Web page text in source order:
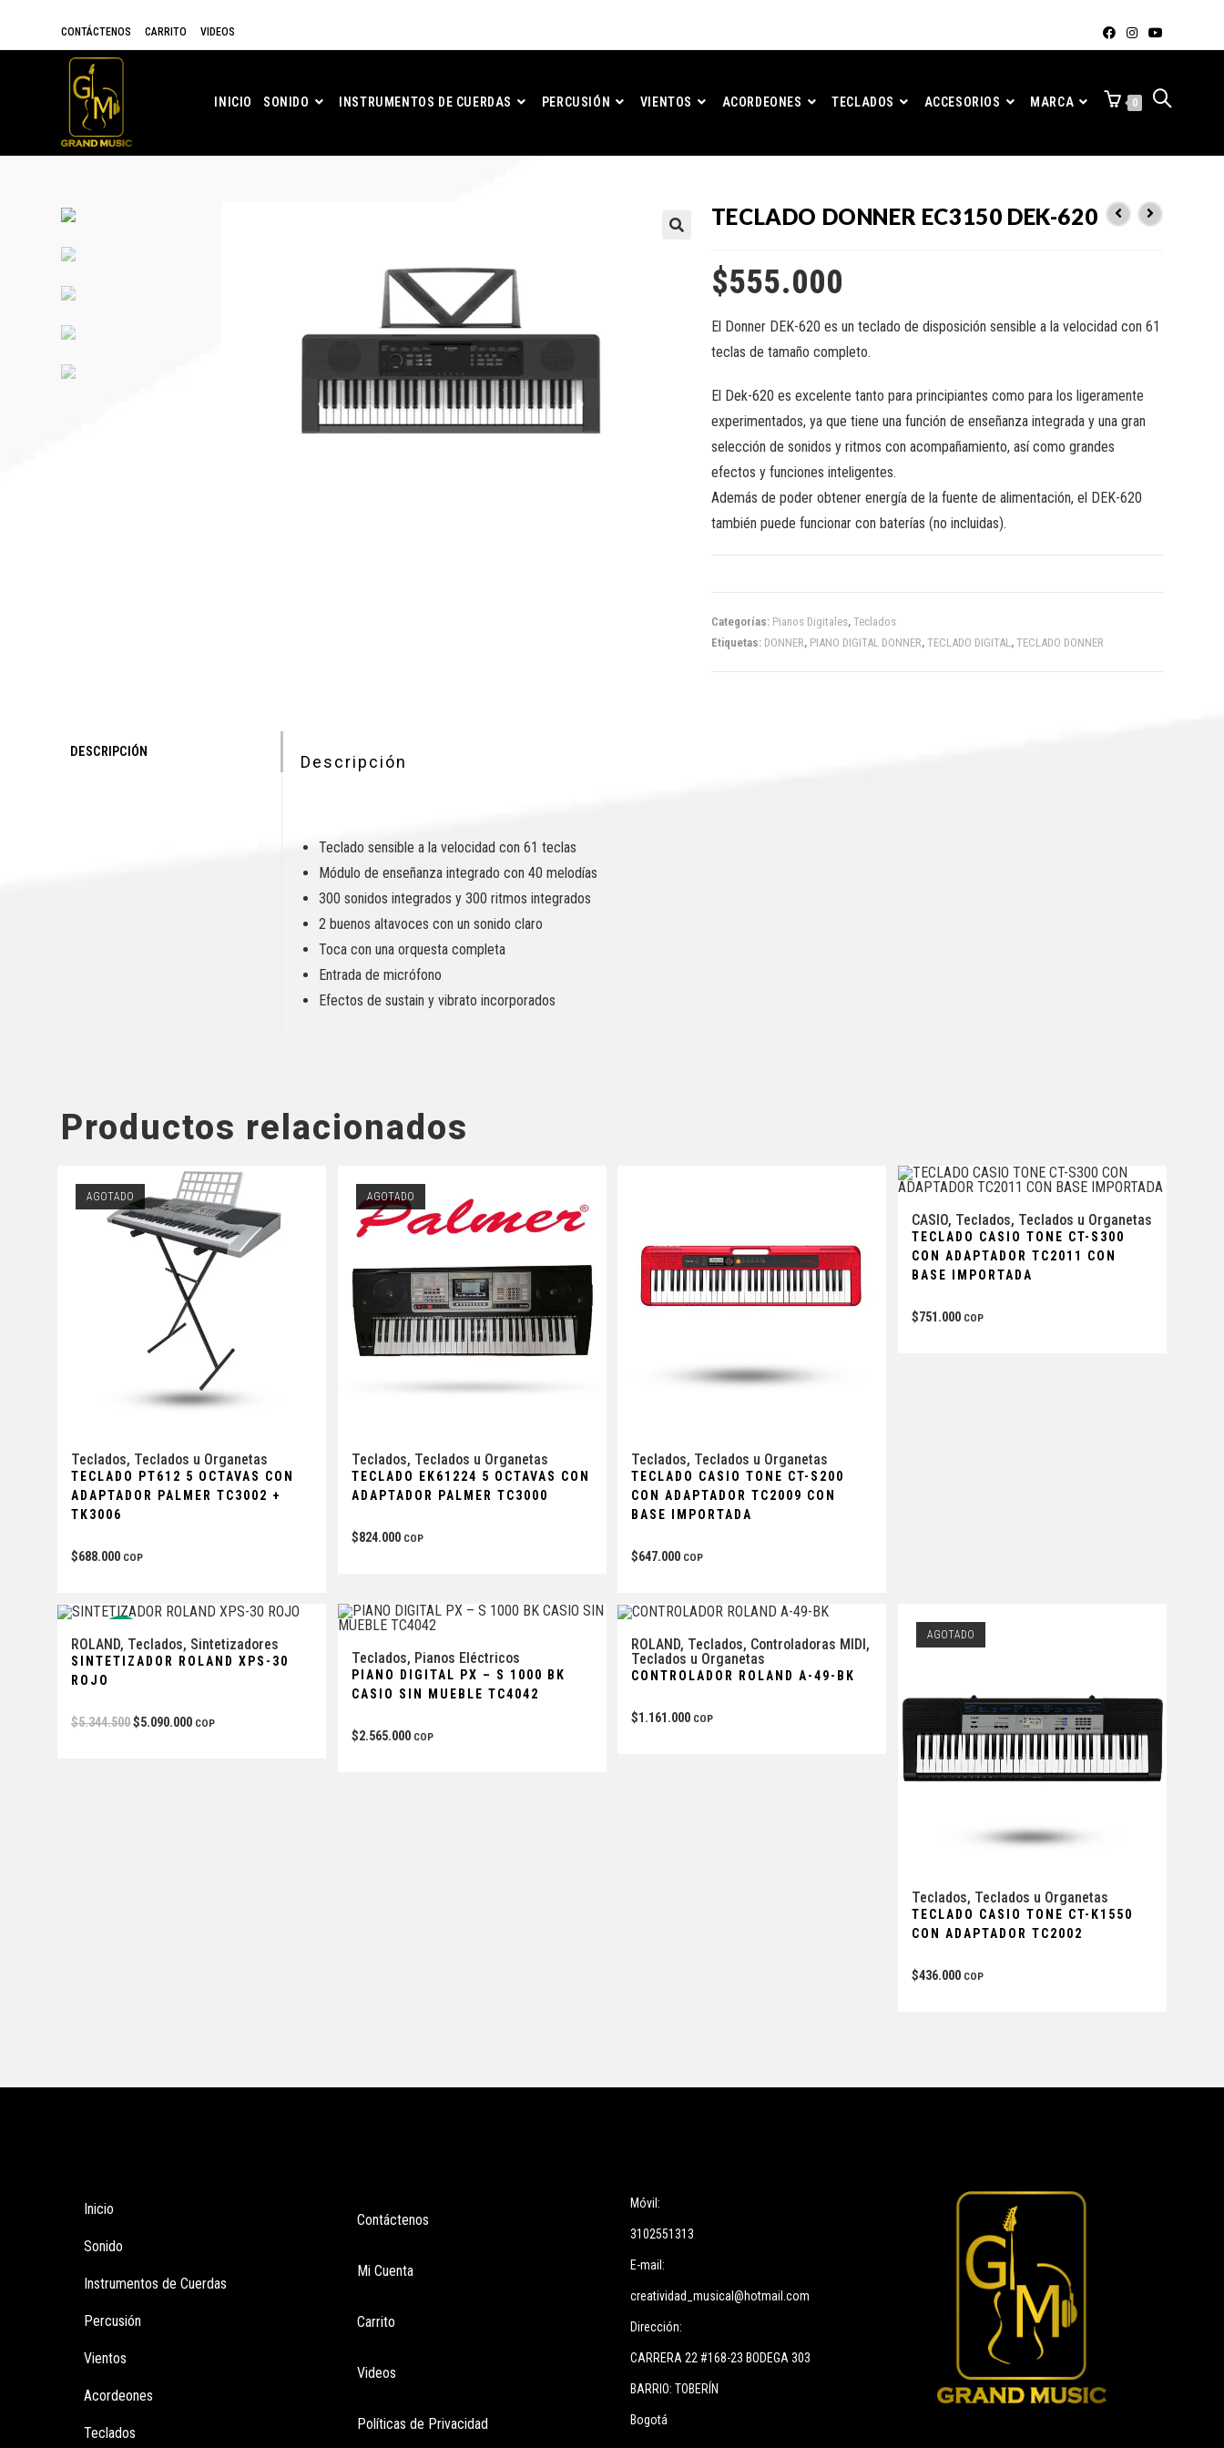
CONTÁCTENOS CARRITO VIDEOS
INICIO SONIDO INSTRUMENTOS DE CUERDAS PERCUSIÓN VIENTOS ACORDEONES TECLADOS ACCESORIOS MARCA 0
TECLADO DONNER EC3150 DEK-620
$555.000
El Donner DEK-620 es un teclado de disposición sensible a la velocidad con 61
teclas de tamaño completo.
El Dek-620 es excelente tanto para principiantes como para los ligeramente
experimentados, ya que tiene una función de enseñanza integrada y una gran
selección de sonidos y ritmos con acompañamiento, así como grandes
efectos y funciones inteligentes.
Además de poder obtener energía de la fuente de alimentación, el DEK-620
también puede funcionar con baterías (no incluidas).
Categorías: Pianos Digitales, Teclados
Etiquetas: DONNER, PIANO DIGITAL DONNER, TECLADO DIGITAL, TECLADO DONNER
DESCRIPCIÓN
Descripción
Teclado sensible a la velocidad con 61 teclas
Módulo de enseñanza integrado con 40 melodías
300 sonidos integrados y 300 ritmos integrados
2 buenos altavoces con un sonido claro
Toca con una orquesta completa
Entrada de micrófono
Efectos de sustain y vibrato incorporados
Productos relacionados
AGOTADO
Teclados, Teclados u Organetas
TECLADO PT612 5 OCTAVAS CON
ADAPTADOR PALMER TC3002 +
TK3006
$688.000 COP
AGOTADO
Teclados, Teclados u Organetas
TECLADO EK61224 5 OCTAVAS CON
ADAPTADOR PALMER TC3000
$824.000 COP
Teclados, Teclados u Organetas
TECLADO CASIO TONE CT-S200
CON ADAPTADOR TC2009 CON
BASE IMPORTADA
$647.000 COP
CASIO, Teclados, Teclados u Organetas
TECLADO CASIO TONE CT-S300
CON ADAPTADOR TC2011 CON
BASE IMPORTADA
$751.000 COP
-5%
ROLAND, Teclados, Sintetizadores
SINTETIZADOR ROLAND XPS-30
ROJO
$5.344.500$5.090.000 COP
Teclados, Pianos Eléctricos
PIANO DIGITAL PX – S 1000 BK
CASIO SIN MUEBLE TC4042
$2.565.000 COP
ROLAND, Teclados, Controladoras MIDI ,
Teclados u Organetas
CONTROLADOR ROLAND A-49-BK
$1.161.000 COP
AGOTADO
Teclados, Teclados u Organetas
TECLADO CASIO TONE CT-K1550
CON ADAPTADOR TC2002
$436.000 COP
Inicio
Sonido
Instrumentos de Cuerdas
Percusión
Vientos
Acordeones
Teclados
Contáctenos
Mi Cuenta
Carrito
Videos
Políticas de Privacidad
Móvil:
3102551313
E-mail:
creatividad_musical@hotmail.com
Dirección:
CARRERA 22 #168-23 BODEGA 303
BARRIO: TOBERÍN
Bogotá